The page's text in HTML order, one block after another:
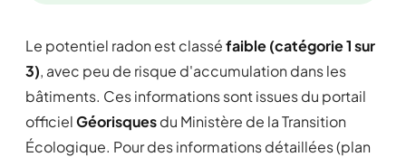
Le potentiel radon est classéfaible (catégorie 1 sur
3), avec peu de risque d'accumulation dans les
bâtiments. Ces informations sont issues du portail
officielGéorisquesdu Ministère de la Transition
Écologique. Pour des informations détaillées (plan